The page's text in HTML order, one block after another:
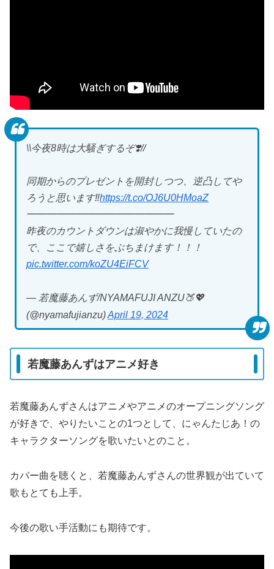
\\今夜8時は大騒ぎするぞ❣️//
同期からのプレゼントを開封しつつ、逆凸してや
ろうと思います‼️https://t.co/OJ6U0HMoaZ
━━━━━━━━━━━━━━━
昨夜のカウントダウンは淑やかに我慢していたの
で、ここで嬉しさをぶちまけます！！！
pic.twitter.com/koZU4EiFCV
— 若魔藤あんず/NYAMAFUJI ANZU🍑💖
(@nyamafujianzu)April 19, 2024
若魔藤あんずはアニメ好き
若魔藤あんずさんはアニメやアニメのオープニングソング
が好きで、やりたいことの1つとして、にゃんたじあ！の
キャラクターソングを歌いたいとのこと。
カバー曲を聴くと、若魔藤あんずさんの世界観が出ていて
歌もとても上手。
今後の歌い手活動にも期待です。